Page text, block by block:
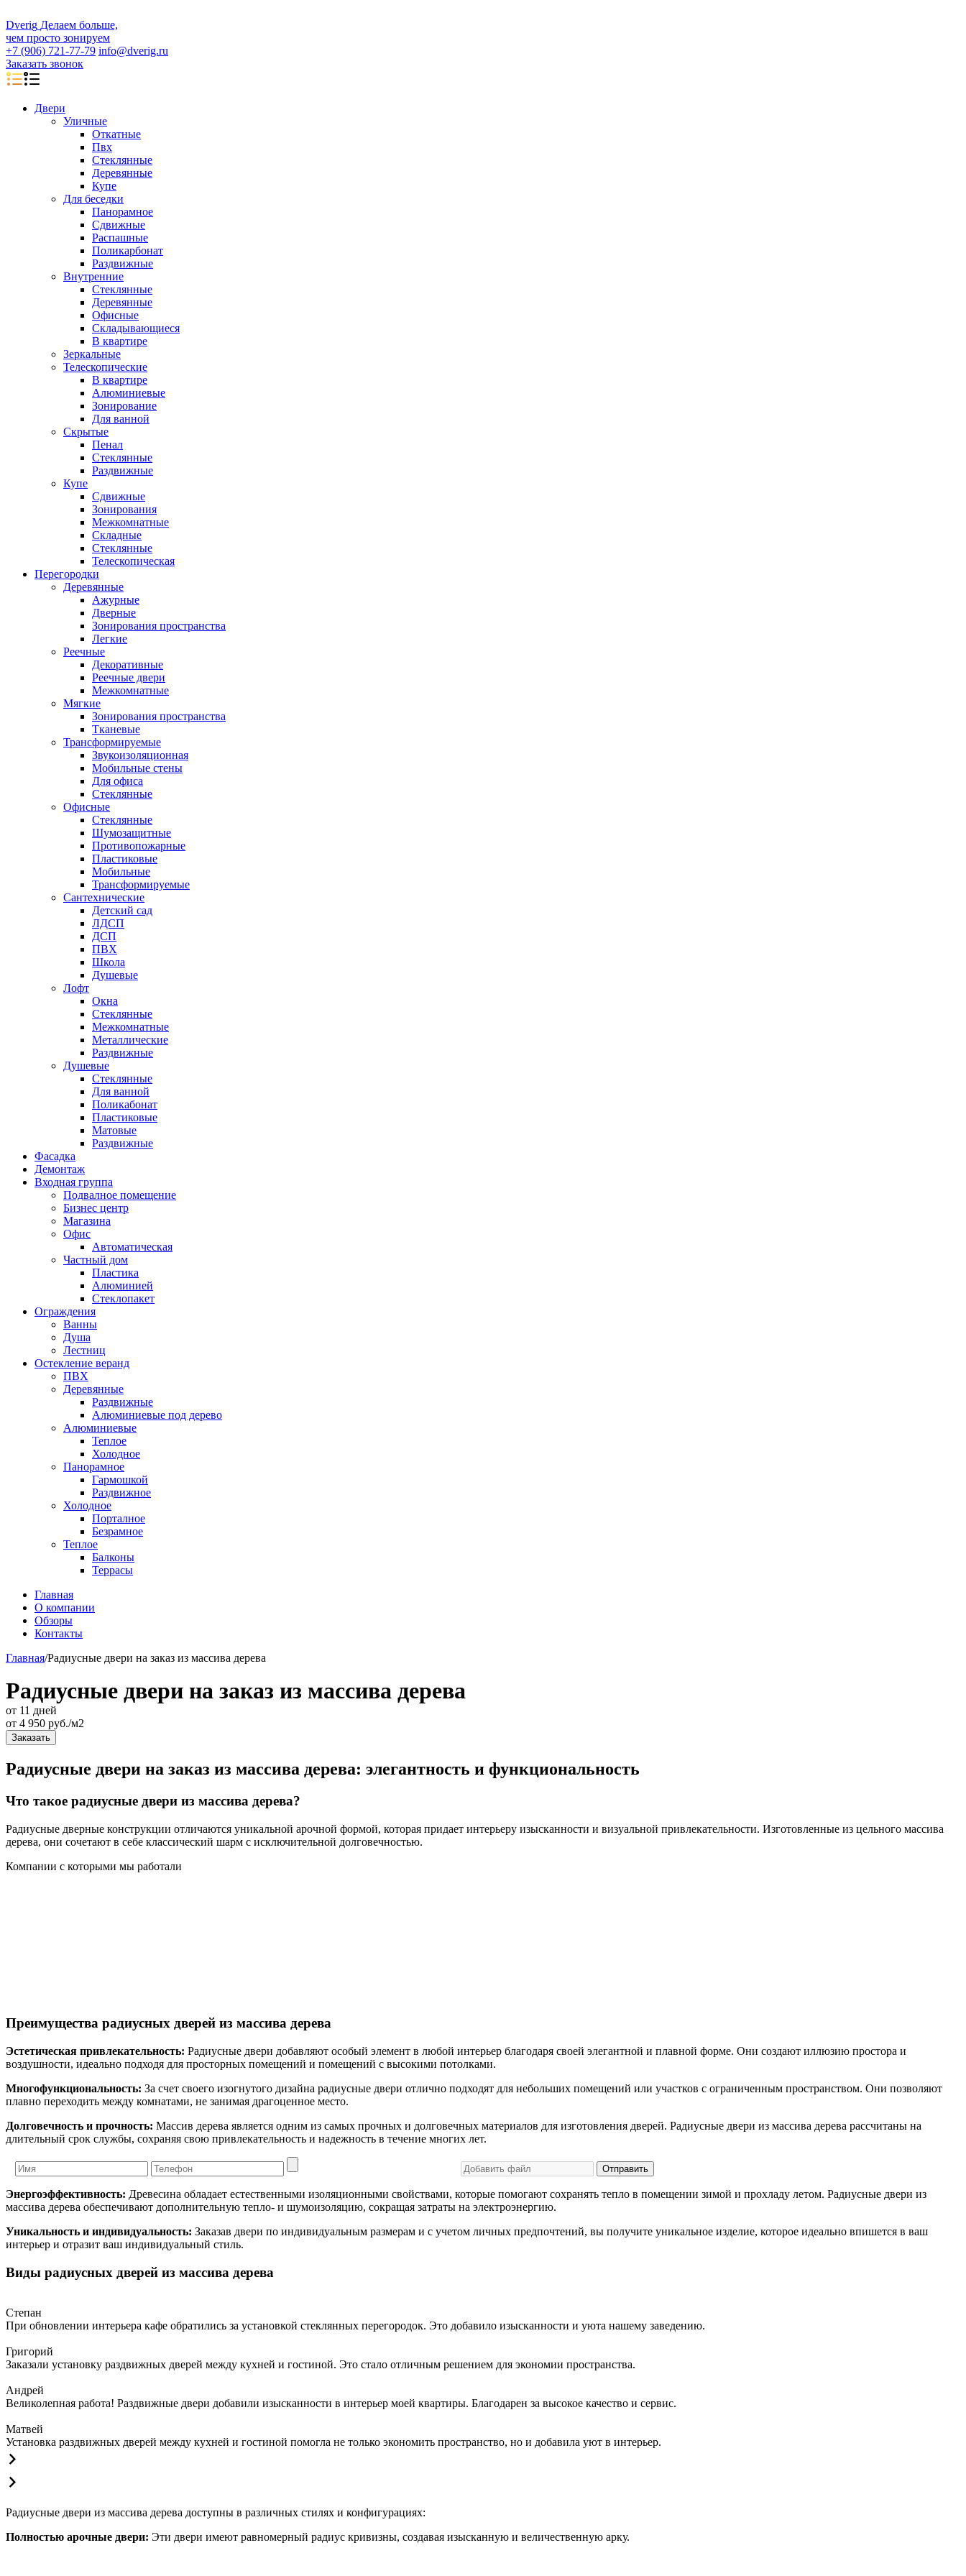
Dverig Делаем больше,
чем просто зонируем
+7 (906) 721-77-79 info@dverig.ru
Заказать звонок
Двери
Уличные
Откатные
Пвх
Стеклянные
Деревянные
Купе
Для беседки
Панорамное
Сдвижные
Распашные
Поликарбонат
Раздвижные
Внутренние
Стеклянные
Деревянные
Офисные
Складывающиеся
В квартире
Зеркальные
Телескопические
В квартире
Алюминиевые
Зонирование
Для ванной
Скрытые
Пенал
Стеклянные
Раздвижные
Купе
Сдвижные
Зонирования
Межкомнатные
Складные
Стеклянные
Телескопическая
Перегородки
Деревянные
Ажурные
Дверные
Зонирования пространства
Легкие
Реечные
Декоративные
Реечные двери
Межкомнатные
Мягкие
Зонирования пространства
Тканевые
Трансформируемые
Звукоизоляционная
Мобильные стены
Для офиса
Стеклянные
Офисные
Стеклянные
Шумозащитные
Противопожарные
Пластиковые
Мобильные
Трансформируемые
Сантехнические
Детский сад
ЛДСП
ДСП
ПВХ
Школа
Душевые
Лофт
Окна
Стеклянные
Межкомнатные
Металлические
Раздвижные
Душевые
Стеклянные
Для ванной
Поликабонат
Пластиковые
Матовые
Раздвижные
Фасадка
Демонтаж
Входная группа
Подвалное помещение
Бизнес центр
Магазина
Офис
Автоматическая
Частный дом
Пластика
Алюминией
Стеклопакет
Ограждения
Ванны
Душа
Лестниц
Остекление веранд
ПВХ
Деревянные
Раздвижные
Алюминиевые под дерево
Алюминиевые
Теплое
Холодное
Панорамное
Гармошкой
Раздвижное
Холодное
Порталное
Безрамное
Теплое
Балконы
Террасы
Главная
О компании
Обзоры
Контакты
Главная/Радиусные двери на заказ из массива дерева
Радиусные двери на заказ из массива дерева
от 11 дней
от 4 950 руб./м2
Заказать
Радиусные двери на заказ из массива дерева: элегантность и функциональность
Что такое радиусные двери из массива дерева?
Радиусные дверные конструкции отличаются уникальной арочной формой, которая придает интерьеру изысканности и визуальной привлекательности. Изготовленные из цельного массива
дерева, они сочетают в себе классический шарм с исключительной долговечностью.
Компании с которыми мы работали
Преимущества радиусных дверей из массива дерева
Эстетическая привлекательность: Радиусные двери добавляют особый элемент в любой интерьер благодаря своей элегантной и плавной форме. Они создают иллюзию простора и
воздушности, идеально подходя для просторных помещений и помещений с высокими потолками.
Многофункциональность: За счет своего изогнутого дизайна радиусные двери отлично подходят для небольших помещений или участков с ограниченным пространством. Они позволяют
плавно переходить между комнатами, не занимая драгоценное место.
Долговечность и прочность: Массив дерева является одним из самых прочных и долговечных материалов для изготовления дверей. Радиусные двери из массива дерева рассчитаны на
длительный срок службы, сохраняя свою привлекательность и надежность в течение многих лет.
Отправить
Энергоэффективность: Древесина обладает естественными изоляционными свойствами, которые помогают сохранять тепло в помещении зимой и прохладу летом. Радиусные двери из
массива дерева обеспечивают дополнительную тепло- и шумоизоляцию, сокращая затраты на электроэнергию.
Уникальность и индивидуальность: Заказав двери по индивидуальным размерам и с учетом личных предпочтений, вы получите уникальное изделие, которое идеально впишется в ваш
интерьер и отразит ваш индивидуальный стиль.
Виды радиусных дверей из массива дерева
Степан
При обновлении интерьера кафе обратились за установкой стеклянных перегородок. Это добавило изысканности и уюта нашему заведению.
Григорий
Заказали установку раздвижных дверей между кухней и гостиной. Это стало отличным решением для экономии пространства.
Андрей
Великолепная работа! Раздвижные двери добавили изысканности в интерьер моей квартиры. Благодарен за высокое качество и сервис.
Матвей
Установка раздвижных дверей между кухней и гостиной помогла не только экономить пространство, но и добавила уют в интерьер.
Радиусные двери из массива дерева доступны в различных стилях и конфигурациях:
Полностью арочные двери: Эти двери имеют равномерный радиус кривизны, создавая изысканную и величественную арку.